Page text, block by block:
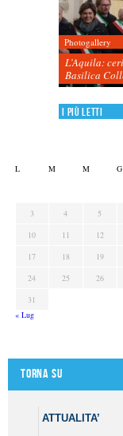
Photogallery
L’Aquila:
Basilica
I più letti
L M M G
3
4 5
10
11 12
17
18 19
24
25 26
31
« Lug
Torna su
ATTUALITA’